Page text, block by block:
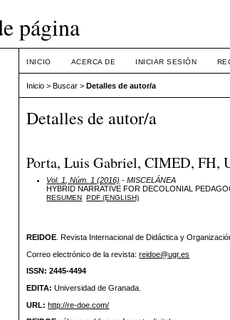
INICIO ACERCA DE INICIAR SESIÓN
Inicio >Buscar >Detalles de autor/a
Detalles de autor/a
Porta, Luis Gabriel, CIMED, FH,
Vol. 1, Núm. 1 (2016) - MISCELÁNEA
HYBRID NARRATIVE FOR DECOLONIAL
RESUMEN PDF (ENGLISH)
REIDOE . Revista Internacional de Didáctica y
Correo electrónico de la revista:reidoe@ugr.es
ISSN: 2445-4494
EDITA: Universidad de Granada.
URL:http://re-doe.com/